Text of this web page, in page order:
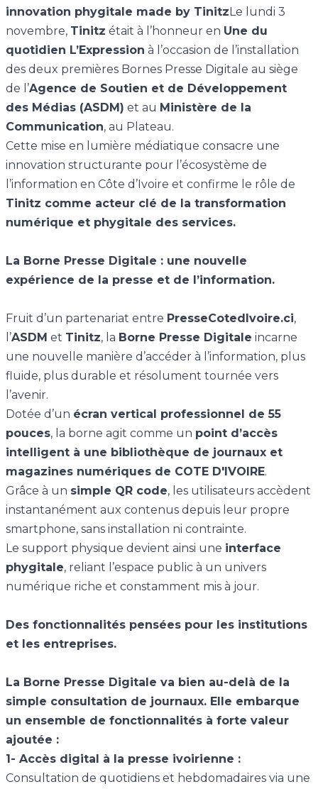
innovation phygitale made by TinitzLe lundi 3
novembre, Tinitz était à l’honneur en Une du
quotidien L’Expression à l’occasion de l’installation
des deux premières Bornes Presse Digitale au siège
de l’Agence de Soutien et de Développement
des Médias (ASDM) et au Ministère de la
Communication, au Plateau.
Cette mise en lumière médiatique consacre une
innovation structurante pour l’écosystème de
l’information en Côte d’Ivoire et confirme le rôle de
Tinitz comme acteur clé de la transformation
numérique et phygitale des services.
La Borne Presse Digitale : une nouvelle
expérience de la presse et de l’information.
Fruit d’un partenariat entre PresseCotedIvoire.ci,
l’ASDM et Tinitz, la Borne Presse Digitale incarne
une nouvelle manière d’accéder à l’information, plus
fluide, plus durable et résolument tournée vers
l’avenir.
Dotée d’un écran vertical professionnel de 55
pouces, la borne agit comme un point d’accès
intelligent à une bibliothèque de journaux et
magazines numériques de COTE D'IVOIRE.
Grâce à un simple QR code, les utilisateurs accèdent
instantanément aux contenus depuis leur propre
smartphone, sans installation ni contrainte.
Le support physique devient ainsi une interface
phygitale, reliant l’espace public à un univers
numérique riche et constamment mis à jour.
Des fonctionnalités pensées pour les institutions
et les entreprises.
La Borne Presse Digitale va bien au-delà de la
simple consultation de journaux. Elle embarque
un ensemble de fonctionnalités à forte valeur
ajoutée :
1- Accès digital à la presse ivoirienne :
Consultation de quotidiens et hebdomadaires via une